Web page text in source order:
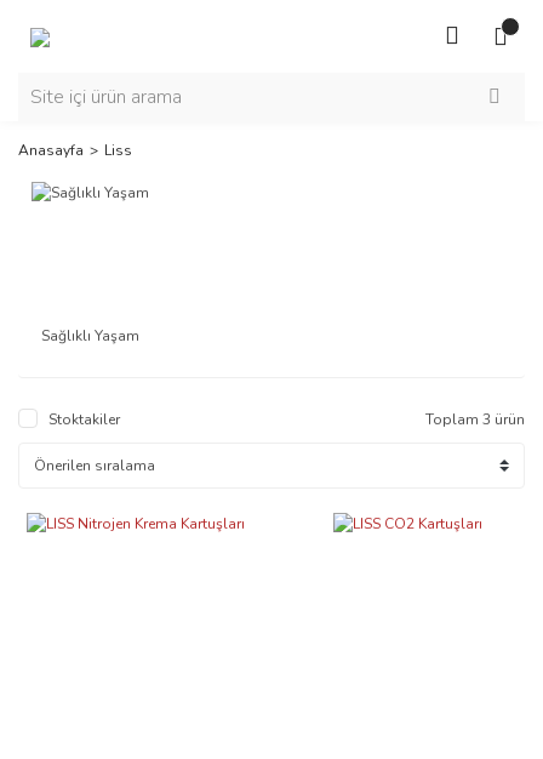
Anasayfa Liss
Sağlıklı Yaşam
Stoktakiler Toplam 3 ürün